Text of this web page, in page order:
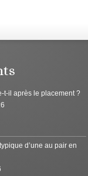
t-il après le placement ?
d’une au pair en